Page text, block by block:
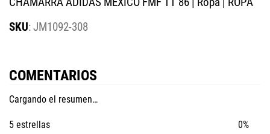
:JM1092-308
COMENTARIOS
Cargando el resumen…
5 estrellas 0%